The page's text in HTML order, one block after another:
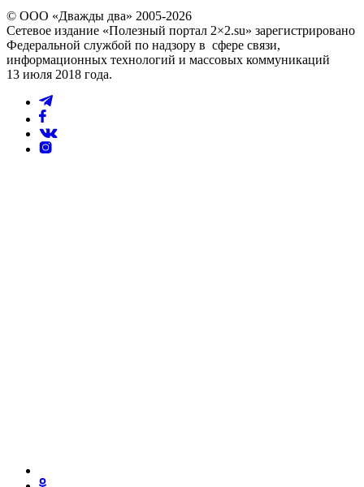
© ООО «Дважды два» 2005-2026
Сетевое издание «Полезный портал 2×2.su» зарегистрировано
Федеральной службой по надзору в сфере связи,
информационных технологий и массовых коммуникаций
13 июля 2018 года.